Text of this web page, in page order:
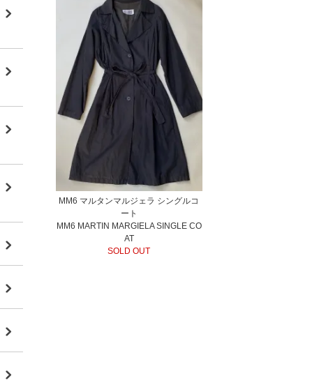
MM6 マルタンマルジェラ シングルコ
ート
MM6 MARTIN MARGIELA SINGLE CO
AT
SOLD OUT